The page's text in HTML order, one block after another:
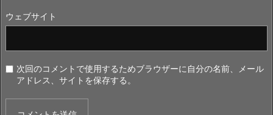
ウェブサイト
次回のコメントで使用するためブラウザーに自分の名前、メール
アドレス、サイトを保存する。